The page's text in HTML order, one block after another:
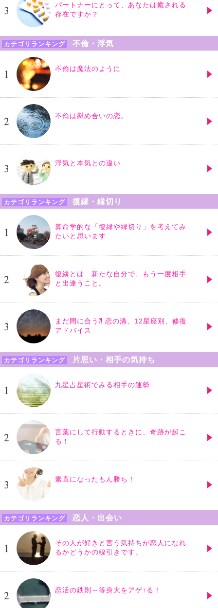
パートナーにとって、あなたは癒される
存在ですか？
カテゴリランキング 不倫・浮気
不倫は魔法のように
不倫は慰め合いの恋。
浮気と本気との違い
カテゴリランキング 復縁・縁切り
算命学的な「復縁や縁切り」を考えてみ
たいと思います
復縁とは…新たな自分で、もう一度相手
と出逢うこと。
まだ間に合う⁈ 恋の溝、12星座別、修復
アドバイス
カテゴリランキング 片思い・相手の気持ち
九星占星術でみる相手の運勢
言葉にして行動するときに、奇跡が起こ
る！
素直になったもん勝ち！
カテゴリランキング 恋人・出会い
その人が好きと言う気持ちが恋人になれ
るかどうかの線引きです。
恋活の鉄則～等身大をアゲ↑る！